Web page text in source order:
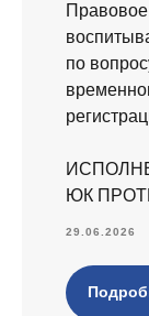
по
ЮК
29.06.2026